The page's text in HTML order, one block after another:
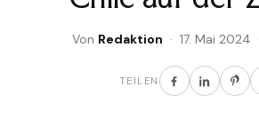
Von Redaktion · 17. Mai
TEILEN